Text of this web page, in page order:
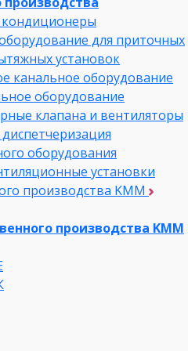
для приточных
установок
канальное оборудование
оборудование
клапана и вентиляторы
оборудования
установки
производства KMM
производства KMM